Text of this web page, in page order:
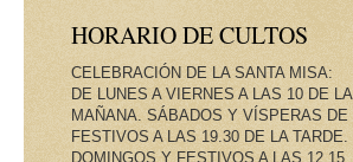
HORARIO DE CULTOS
CELEBRACIÓN DE LA SANTA MISA:
DE LUNES A VIERNES A LAS 10 DE LA
MAÑANA. SÁBADOS Y VÍSPERAS DE
FESTIVOS A LAS 19.30 DE LA TARDE.
DOMINGOS Y FESTIVOS A LAS 12.15